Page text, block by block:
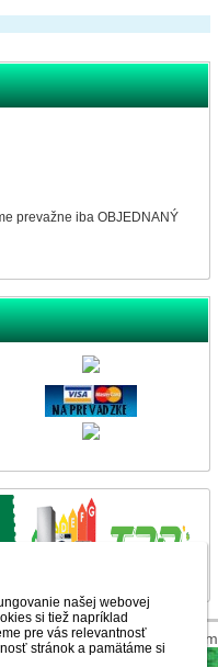
prevažne iba OBJEDNANÝ
WEXBO |www.wexbo.com
našej webovej
si tiež napríklad
pre vás relevantnosť
stránok a pamätáme si